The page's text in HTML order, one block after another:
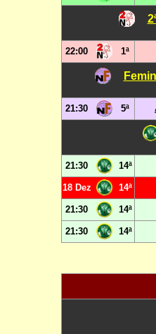
22:00 1ª
21:30 5ª
21:30 14ª
18 Dez 14ª
21:30 14ª
21:30 14ª